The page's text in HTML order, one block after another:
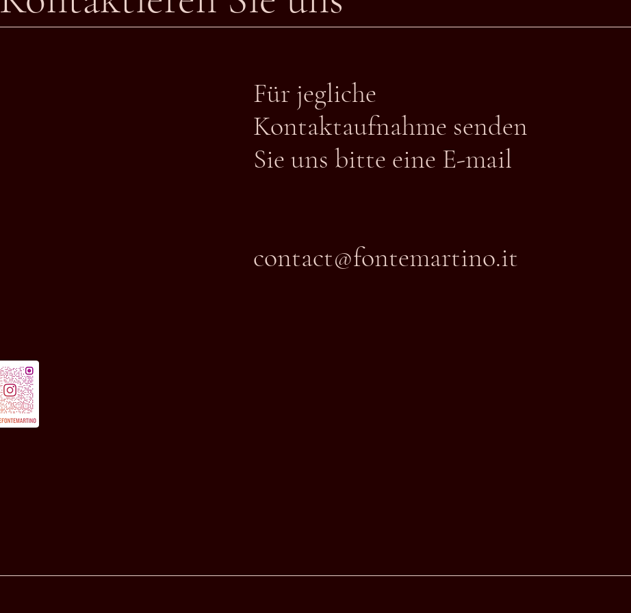
Für jegliche
Kontaktaufnahme senden
Sie uns bitte eine E-mail
contact@fontemartino.it